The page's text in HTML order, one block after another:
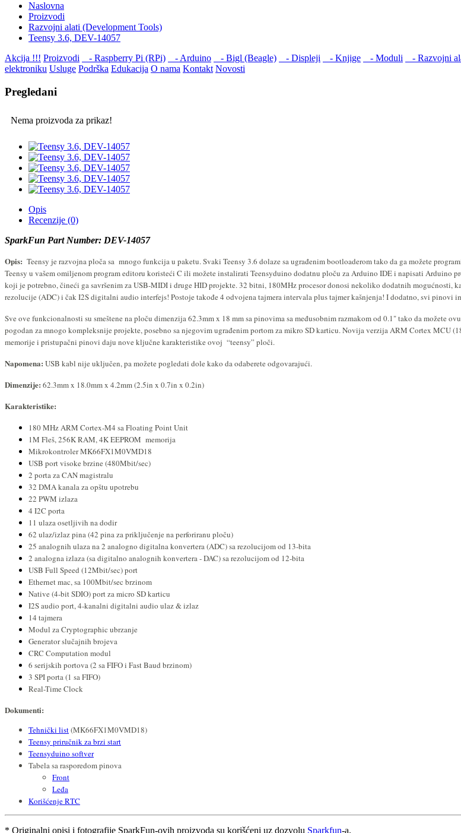
Naslovna
Proizvodi
Razvojni alati (Development Tools)
Teensy 3.6, DEV-14057
Akcija !!! Proizvodi - Raspberry Pi (RPi) - Arduino - Bigl (Beagle) - Displеji - Knjige - Moduli - Razvojni
elektroniku Usluge Podrška Edukacija O nama Kontakt Novosti
Pregledani
Nema proizvoda za prikaz!
Opis
Recenzije (0)
SparkFun Part Number: DEV-14057
Opis: Teensy je razvojna ploča sa mnogo funkcija u paketu. Svaki Teensy 3.6 dolaze sa ugrađenim bootloaderom tako da ga možete
Teensy u vašem omiljenom program editoru koristeći C ili možete instalirati Teensyduino dodatnu ploču za Arduino IDE i napisati Arduino
koji je potrebno, čineći ga savršenim za USB-MIDI i druge HID projekte. 32 bitni, 180MHzprocesor donosi nekoliko dodatnih mogućnosti,
rezolucije (ADC) i čak I2S digitalni audio interfejs! Postoje takođe 4 odvojena tajmera intervala plus tajmer kašnjenja! I dodatno, svi pinovi
Sve ove funkcionalnosti su smeštene na ploču dimenzija62.3mm x 18 mmsa pinovima sa međusobnim razmakom od 0.1" tako da možete
pogodan za mnogo kompleksnije projekte, posebno sa njegovim ugrađenim portom za mikro SD karticu.Novija verzija ARM Cortex MCU
memorije i pristupačni pinovi daju nove ključne karakteristike ovoj “teensy” ploči.
Napomena: USB kabl nije uključen, pa možete pogledati dole kako da odaberete odgovarajući.
Dimenzije: 62.3mm x 18.0mm x 4.2mm (2.5in x 0.7in x 0.2in)
Karakteristike:
180 MHz ARM Cortex-M4 sa Floating Point Unit
1M Fleš, 256K RAM, 4K EEPROM memorija
Mikrokontroler MK66FX1M0VMD18
USB portvisoke brzine (480Mbit/sec)
2 porta za CAN magistralu
32 DMA kanala za opštu upotrebu
22 PWM izlaza
4 I2C porta
11 ulaza osetljivih na dodir
62 ulaz/izlaz pina (42 pina za priključenje na perforiranu ploču)
25 analognih ulaza na 2 analogno digitalna konvertera (ADC) sa rezolucijom od 13-bita
2 analogna izlaza (sa digitalno analognih konvertera - DAC) sa rezolucijom od 12-bita
USB Full Speed (12Mbit/sec) port
Ethernet mac, sa 100Mbit/sec brzinom
Native (4-bit SDIO) port za micro SD karticu
I2S audio port, 4-kanalni digitalni audio ulaz & izlaz
14 tajmera
Modul za Cryptographic ubrzanje
Generator slučajnih brojeva
CRC Computation modul
6 serijskih portova (2 sa FIFO i Fast Baud brzinom)
3 SPI porta (1 sa FIFO)
Real-Time Clock
Dokumenti:
Tehnički list(MK66FX1M0VMD18)
Teensy priručnik za brzi start
Teensyduino softver
Tabela sa rasporedom pinova
Front
Leđa
Korišćenje RTC
* Originalni opisi i fotografije SparkFun-ovih proizvoda su korišćeni uz dozvolu Sparkfun-a.